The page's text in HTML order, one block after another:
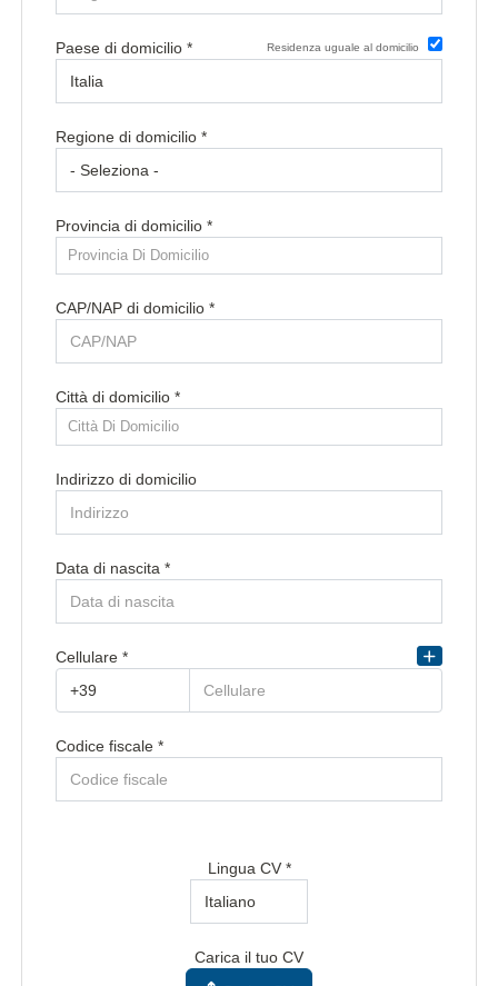
PT
Paese di domicilio * Residenza uguale al domicilio
Regione di domicilio *
Provincia di domicilio *
Provincia Di Domicilio
CAP/NAP di domicilio *
Città di domicilio *
Città Di Domicilio
Indirizzo di domicilio
Provincia/Cantone Di Residenza
Città Di Residenza
Data di nascita *
Cellulare *
Codice fiscale *
Lingua CV *
Carica il tuo CV